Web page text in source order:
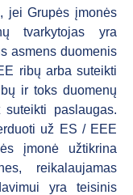
jei Grupės įmonės
tvarkytojas yra
asmens duomenis
ribų arba suteikti
ir toks duomenų
paslaugas.
už ES / EEE
įmonė užtikrina
reikalaujamas
yra teisinis